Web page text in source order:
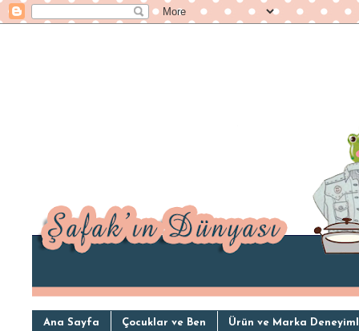
Ana Sayfa Çocuklar ve Ben Ürün ve Marka